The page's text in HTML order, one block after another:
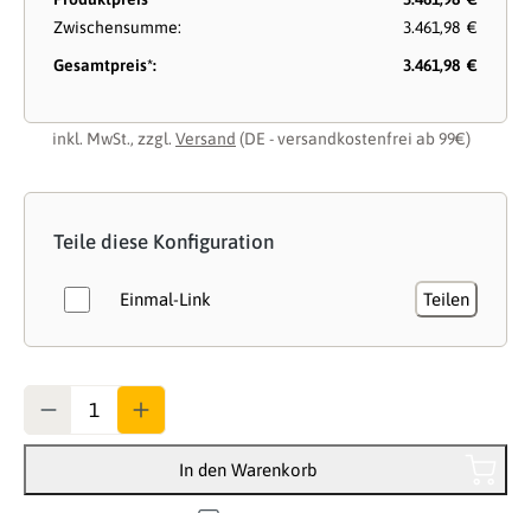
Zwischensumme:
3.461,98 €
Gesamtpreis*:
3.461,98 €
inkl. MwSt., zzgl. Versand (DE - versandkostenfrei ab 99€)
Teile diese Konfiguration
Einmal-Link Teilen
In den Warenkorb